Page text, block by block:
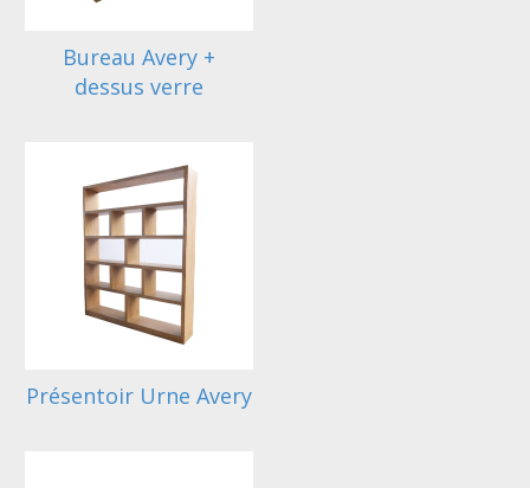
Bureau Avery +
dessus verre
Présentoir Urne Avery